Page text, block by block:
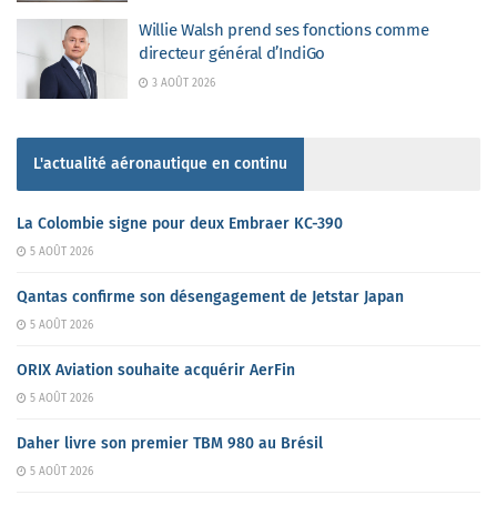
Willie Walsh prend ses fonctions comme
directeur général d’IndiGo
3 AOÛT 2026
L'actualité aéronautique en continu
La Colombie signe pour deux Embraer KC-390
5 AOÛT 2026
Qantas confirme son désengagement de Jetstar Japan
5 AOÛT 2026
ORIX Aviation souhaite acquérir AerFin
5 AOÛT 2026
Daher livre son premier TBM 980 au Brésil
5 AOÛT 2026